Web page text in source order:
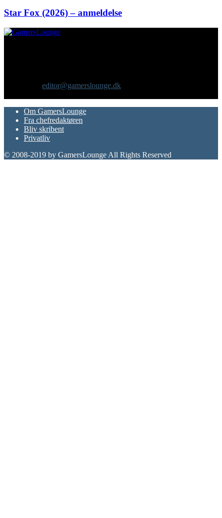
Star Fox (2026) – anmeldelse
editor@gamerslounge.dk
Om GamersLounge
Fra chefredaktøren
Bliv skribent
Privatliv
© 2008-2019 by GamersLounge All Rights Reserved